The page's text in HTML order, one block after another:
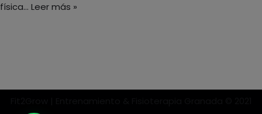
física… Leer más »